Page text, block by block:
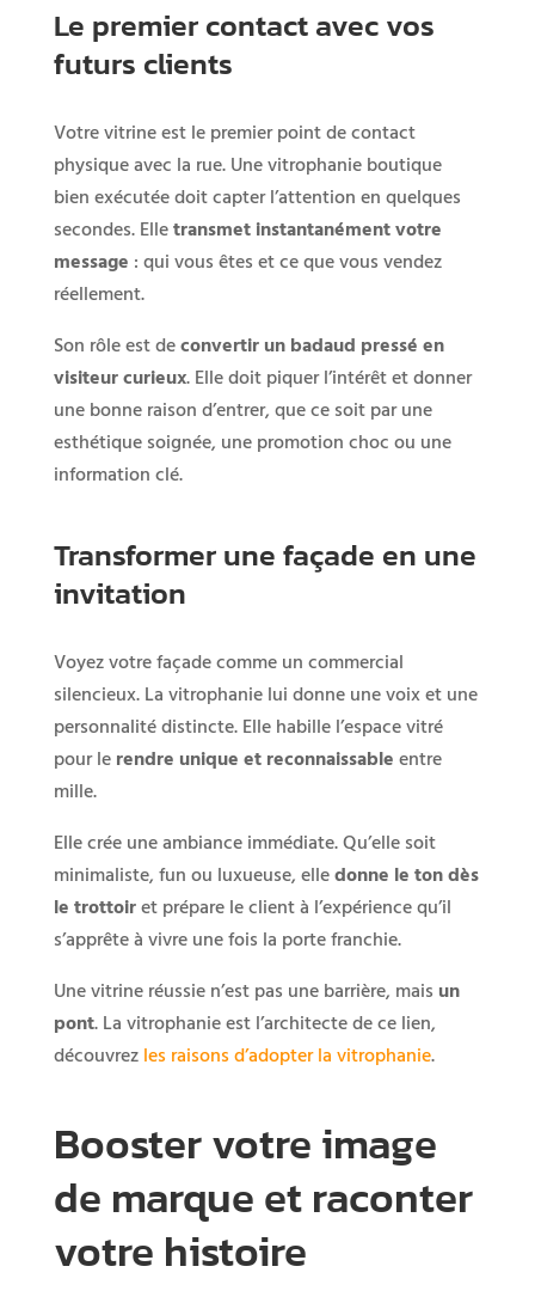
Le premier contact avec vos
futurs clients
Votre vitrine est le premier point de contact
physique avec la rue. Une vitrophanie boutique
bien exécutée doit capter l’attention en quelques
secondes. Elletransmet instantanément votre
message : qui vous êtes et ce que vous vendez
réellement.
Son rôle est deconvertir un badaud pressé en
visiteur curieux. Elle doit piquer l’intérêt et donner
une bonne raison d’entrer, que ce soit par une
esthétique soignée, une promotion choc ou une
information clé.
Transformer une façade en une
invitation
Voyez votre façade comme un commercial
silencieux. La vitrophanie lui donne une voix et une
personnalité distincte. Elle habille l’espace vitré
pour lerendre unique et reconnaissableentre
mille.
Elle crée une ambiance immédiate. Qu’elle soit
minimaliste, fun ou luxueuse, elledonne le ton dès
le trottoiret prépare le client à l’expérience qu’il
s’apprête à vivre une fois la porte franchie.
Une vitrine réussie n’est pas une barrière, mais un
pont. La vitrophanie est l’architecte de ce lien,
découvrezles raisons d’adopter la vitrophanie.
Booster votre image
de marque et raconter
votre histoire